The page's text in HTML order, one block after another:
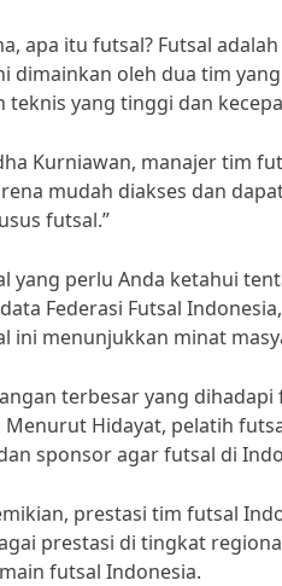
apa itu futsal? Futsal
dimainkan oleh dua tim
teknis yang tinggi dan
Kurniawan, manajer tim
mudah diakses dan
futsal.”
yang perlu Anda ketahui
Federasi Futsal
ini menunjukkan minat
terbesar yang
Menurut Hidayat, pelatih
sponsor agar futsal di
prestasi tim futsal
prestasi di tingkat
futsal Indonesia.